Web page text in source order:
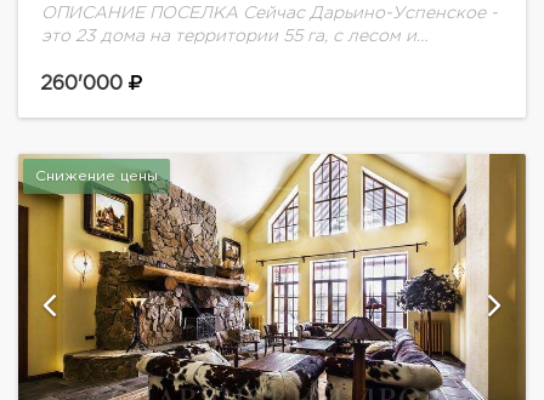
ОПИСАНИЕ ПОСЕЛКА Сейчас Дарьино-Успенское -
это 23 дома на территории 55 га, с лесом и
инфраструктура. Элитное окружение.
260'000
Снижение цены